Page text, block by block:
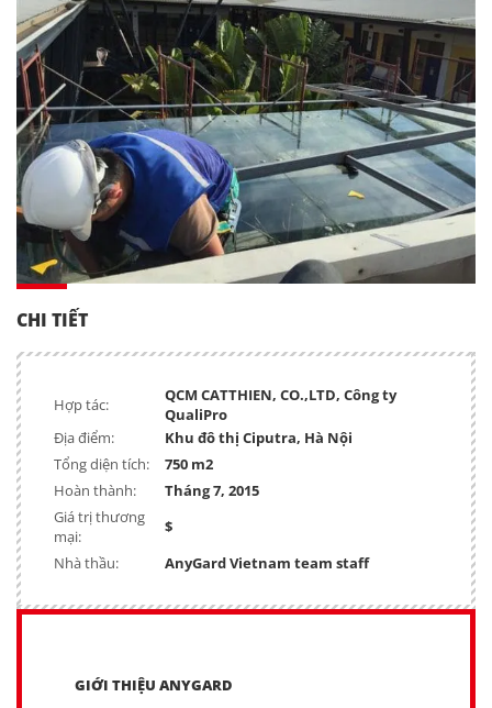
CHI TIẾT
Hợp tác:
QCM CATTHIEN, CO.,LTD, Công ty
QualiPro
Địa điểm:
Khu đô thị Ciputra, Hà Nội
Tổng diện tích:
750 m2
Hoàn thành:
Tháng 7, 2015
Giá trị thương
mại:
$
Nhà thầu:
AnyGard Vietnam team staff
GIỚI THIỆU ANYGARD